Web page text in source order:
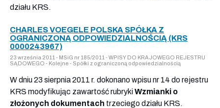
działu KRS.
CHARLES VOEGELE POLSKA SPÓŁKA Z
OGRANICZONĄ ODPOWIEDZIALNOŚCIĄ (KRS
0000243967)
23 września 2011 - MSiG nr 185/2011 - WPISY DO KRAJOWEGO REJESTRU
SĄDOWEGO - Kolejne - Spółki z ograniczoną odpowiedzialnością
W dniu 23 sierpnia 2011 r. dokonano wpisu nr 14 do rejestru
KRS modyfikując zawartość rubrykiWzmianki o
złożonych dokumentach trzeciego działu KRS.